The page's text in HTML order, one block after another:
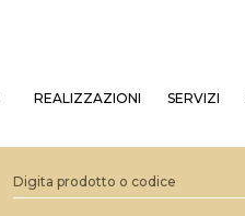
REALIZZAZIONI SERVIZI